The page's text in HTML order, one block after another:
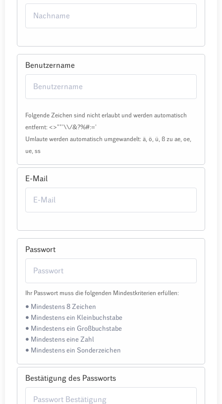
Benutzername
Folgende Zeichen sind nicht erlaubt und werden automatisch
entfernt: <>""'\\/&?%#:='
Umlaute werden automatisch umgewandelt: ä, ö, ü, ß zu ae, oe,
ue, ss
E-Mail
Passwort
Ihr Passwort muss die folgenden Mindestkriterien erfüllen:
• Mindestens 8 Zeichen
• Mindestens ein Kleinbuchstabe
• Mindestens ein Großbuchstabe
• Mindestens eine Zahl
• Mindestens ein Sonderzeichen
Bestätigung des Passworts